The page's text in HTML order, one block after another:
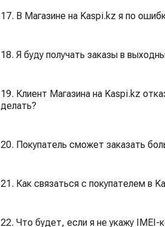
17. В Магазине на Kaspi.kz я по
18. Я буду получать заказы в
19. Клиент Магазина на Kaspi.kz
делать?
20. Покупатель сможет заказать
21. Как связаться с покупателем в
22. Что будет, если я не укажу